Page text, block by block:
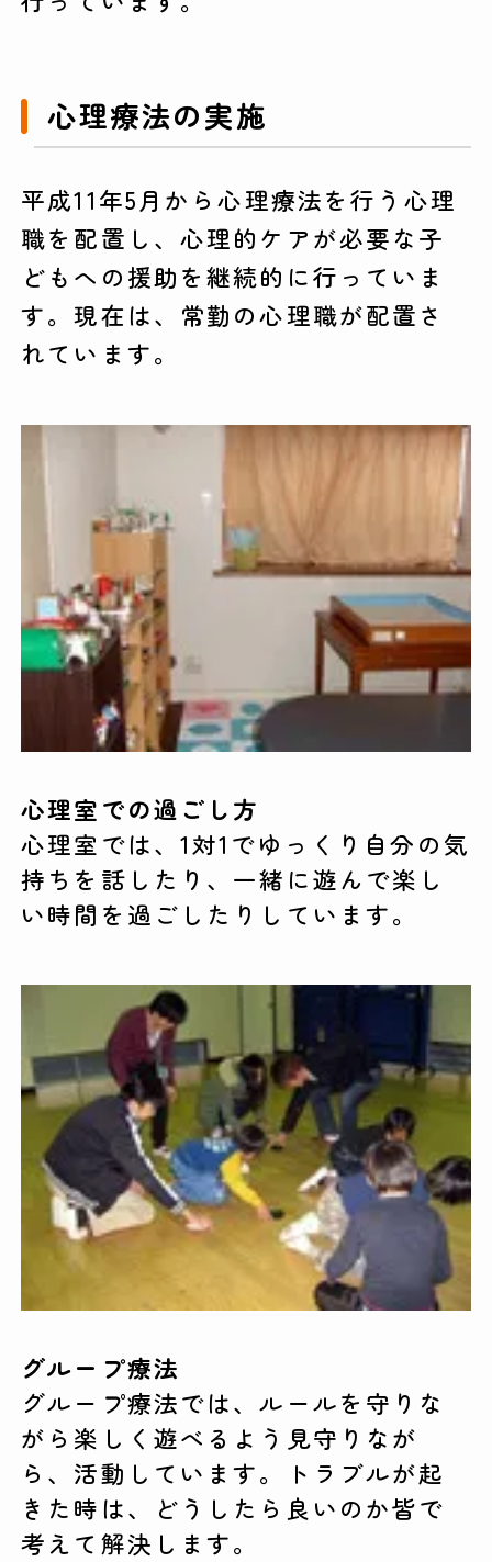
心理療法の実施
平成11年5月から心理療法を行う心理
職を配置し、心理的ケアが必要な子
どもへの援助を継続的に行っていま
す。現在は、常勤の心理職が配置さ
れています。
心理室での過ごし方
心理室では、1対1でゆっくり自分の気
持ちを話したり、一緒に遊んで楽し
い時間を過ごしたりしています。
グループ療法
グループ療法では、ルールを守りな
がら楽しく遊べるよう見守りなが
ら、活動しています。トラブルが起
きた時は、どうしたら良いのか皆で
考えて解決します。